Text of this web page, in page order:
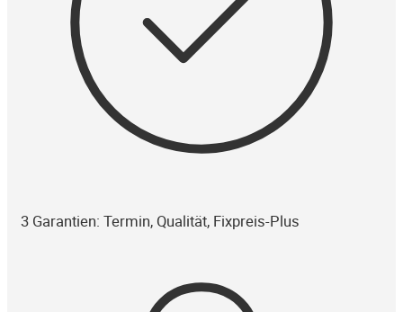
3 Garantien: Termin, Qualität, Fixpreis-Plus